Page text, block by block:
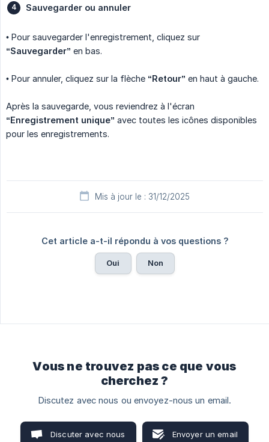
Sauvegarder ou annuler
• Pour sauvegarder l'enregistrement, cliquez sur
“Sauvegarder” en bas.
• Pour annuler, cliquez sur la flèche “Retour” en haut à gauche.
Après la sauvegarde, vous reviendrez à l'écran
“Enregistrement unique” avec toutes les icônes disponibles
pour les enregistrements.
Mis à jour le : 31/12/2025
Cet article a-t-il répondu à vos questions ?
Oui Non
Vous ne trouvez pas ce que vous
cherchez ?
Discutez avec nous ou envoyez-nous un email.
Discuter avec nous Envoyer un email